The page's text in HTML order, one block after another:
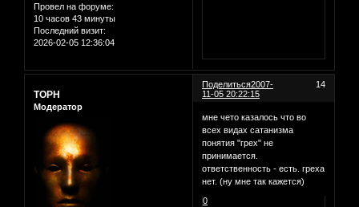
Провел на форуме:
10 часов 43 минуты
Последний визит:
2026-02-05 12:36:04
Поделиться 14
2007-
11-05 20:22:15
ТОРН
Модератор
мне чето казалось что во
всех видах сатанизма
понятия "грех" не
принимается.
ответственность - есть. греха
нет. (ну мне так кажется)
0